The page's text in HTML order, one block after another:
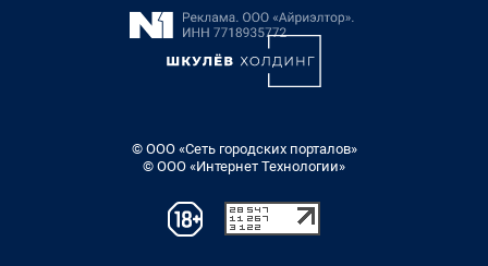
© ООО «Сеть городских порталов»
© ООО «Интернет Технологии»